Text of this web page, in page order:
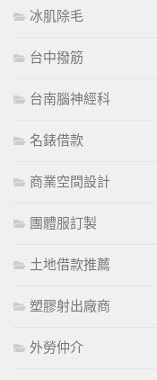
冰肌除毛
台中撥筋
台南腦神經科
名錶借款
商業空間設計
團體服訂製
土地借款推薦
塑膠射出廠商
外勞仲介